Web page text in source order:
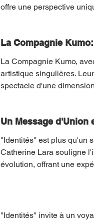
offre une perspective
La Compagnie
La Compagnie Kumo,
artistique singulières.
spectacle d'une
Un Message d'Union
"Identités" est plus qu'un
Catherine Lara souligne
évolution, offrant une
"Identités" invite à un